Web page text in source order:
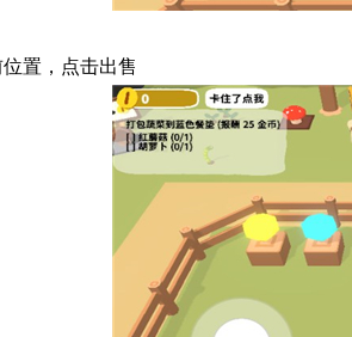
置，点击出售